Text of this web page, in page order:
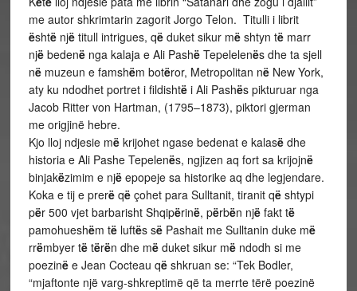
me autor shkrimtarin zagorit Jorgo Telon. Titulli i librit
ështënjëtitull intrigues, qëduket sikur mështyn tëmarr
njëbedenënga kalaja e Ali PashëTepelelenës dhe ta sjell
nëmuzeun e famshëm botëror, Metropolitan nëNew York,
aty ku ndodhet portret i fildishtëi Ali Pashës pikturuar nga
Jacob Ritter von Hartman, (1795–1873), piktori gjerman
me origjinë hebre.
Kjo lloj ndjesie mëkrijohet ngase bedenat e kalasëdhe
historia e Ali Pashe Tepelenës, ngjizen aq fort sa krijojnë
binjakëzimim e njëepopeje sa historike aq dhe legjendare.
Koka e tij e prerëqëçohet para Sulltanit, tiranit qështypi
për 500 vjet barbarisht Shqipërinë, përbën njëfakt të
pamohueshëm tëluftës sëPashait me Sulltanin duke më
rrëmbyer tëtërën dhe mëduket sikur mëndodh si me
poezinëe Jean Cocteau qëshkruan se: “Tek Bodler,
“mjaftonte një varg-shkreptimë që ta merrte tërë poezinë